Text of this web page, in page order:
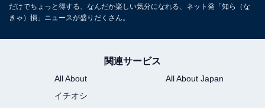
だけでちょっと得する、なんだか楽しい気分になれる、ネット発「知ら（な
きゃ）損」ニュースが盛りだくさん。
関連サービス
All About
All About Japan
イチオシ